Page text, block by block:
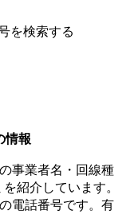
情報
の事業者名・回線種
紹介しています。
の電話番号です。 有